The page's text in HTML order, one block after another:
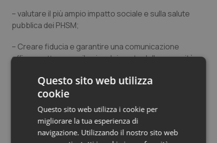
Tumore al seno
Tumori gastrointestinali
Ulcera & Reflusso
Vaccini
– valutare il più ampio impatto sociale e sulla salute
pubblica dei PHSM;
– Creare fiducia e garantire una comunicazione
efficace attraverso il coinvolgimento della comunità;
– migliorare il coordinamento multidisciplinare nel
processo decisionale.
Questa guida si basa sui risultati di due consultazioni di
esperti organizzate dall’Ecdc nel giugno 2022 e nel
maggio 2023, e attinge a diverse lezioni apprese e alla
Questo sito web utilizza
cookie
Questo sito web utilizza i cookie per
migliorare la tua esperienza di
navigazione. Utilizzando il nostro sito web